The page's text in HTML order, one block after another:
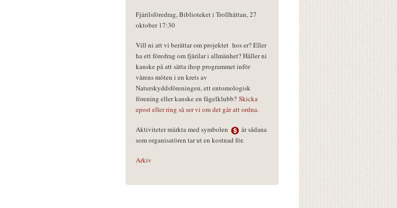
Fjärilsföredrag, Biblioteket i Trollhättan, 27
oktober 17:30
Vill ni att vi berättar om projektet hos er? Eller
ha ett föredrag om fjärilar i allmänhet? Håller ni
kanske på att sätta ihop programmet inför
vårens möten i en krets av
Naturskyddsföreningen, ett entomologisk
förening eller kanske en fågelklubb? Skicka
epost eller ring så ser vi om det går att ordna.
Aktiviteter märkta med symbolen
är sådana
som organisatören tar ut en kostnad för.
Arkiv